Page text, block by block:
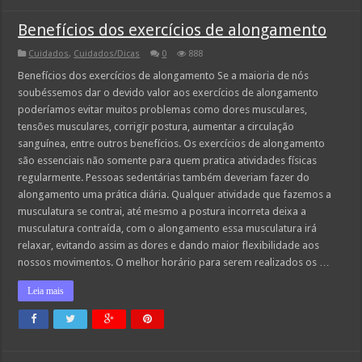
Benefícios dos exercícios de alongamento
Cuidados, Cuidados/Dicas 0 888
Benefícios dos exercícios de alongamento Se a maioria de nós
soubéssemos dar o devido valor aos exercícios de alongamento
poderíamos evitar muitos problemas como dores musculares,
tensões musculares, corrigir postura, aumentar a circulação
sanguínea, entre outros benefícios. Os exercícios de alongamento
são essenciais não somente para quem pratica atividades físicas
regularmente. Pessoas sedentárias também deveriam fazer do
alongamento uma prática diária. Qualquer atividade que fazemos a
musculatura se contrai, até mesmo a postura incorreta deixa a
musculatura contraída, com o alongamento essa musculatura irá
relaxar, evitando assim as dores e dando maior flexibilidade aos
nossos movimentos. O melhor horário para serem realizados os …
Leia mais